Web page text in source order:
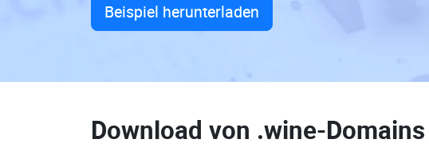
Beispiel herunterladen
Download von .wine-Domains